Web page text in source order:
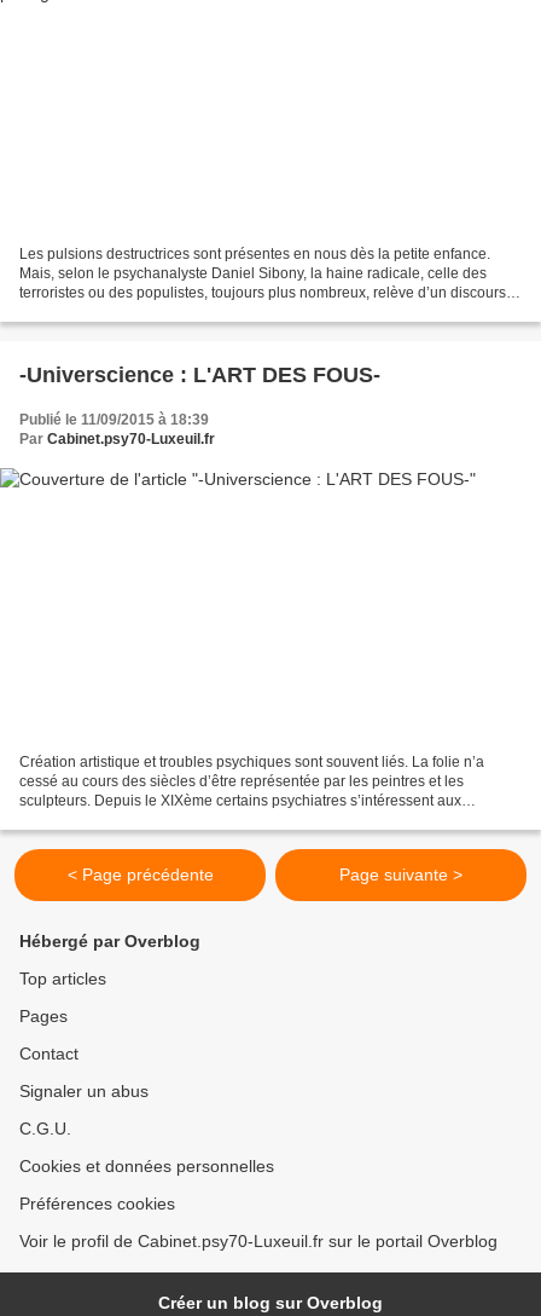
Les pulsions destructrices sont présentes en nous dès la petite enfance.
Mais, selon le psychanalyste Daniel Sibony, la haine radicale, celle des
terroristes ou des populistes, toujours plus nombreux, relève d’un discours
-Universcience : L'ART DES FOUS-
Publié le 11/09/2015 à 18:39
Par Cabinet.psy70-Luxeuil.fr
Création artistique et troubles psychiques sont souvent liés. La folie n’a
cessé au cours des siècles d’être représentée par les peintres et les
sculpteurs. Depuis le XIXème certains psychiatres s’intéressent aux
< Page précédente Page suivante >
Hébergé par Overblog
Top articles
Pages
Contact
Signaler un abus
C.G.U.
Cookies et données personnelles
Préférences cookies
Voir le profil de Cabinet.psy70-Luxeuil.fr sur le portail Overblog
Créer un blog sur Overblog